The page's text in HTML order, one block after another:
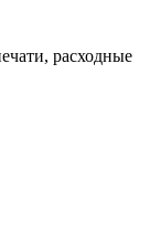
расходные